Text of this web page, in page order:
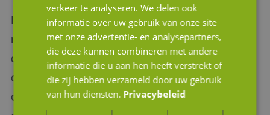
Het gaat bij een Due diligence onderzoek dus
niet alleen om de kwantitatieve aspecten (zoals
de balans en de resultatenrekening), maar ook
om de kwalitatieve aspecten van de
onderneming. Tot de kwalitatieve aspecten van
verkeer te analyseren. We delen ook
informatie over uw gebruik van onze site
met onze advertentie- en analysepartners,
die deze kunnen combineren met andere
informatie die u aan hen heeft verstrekt of
die zij hebben verzameld door uw gebruik
van hun diensten. Privacybeleid